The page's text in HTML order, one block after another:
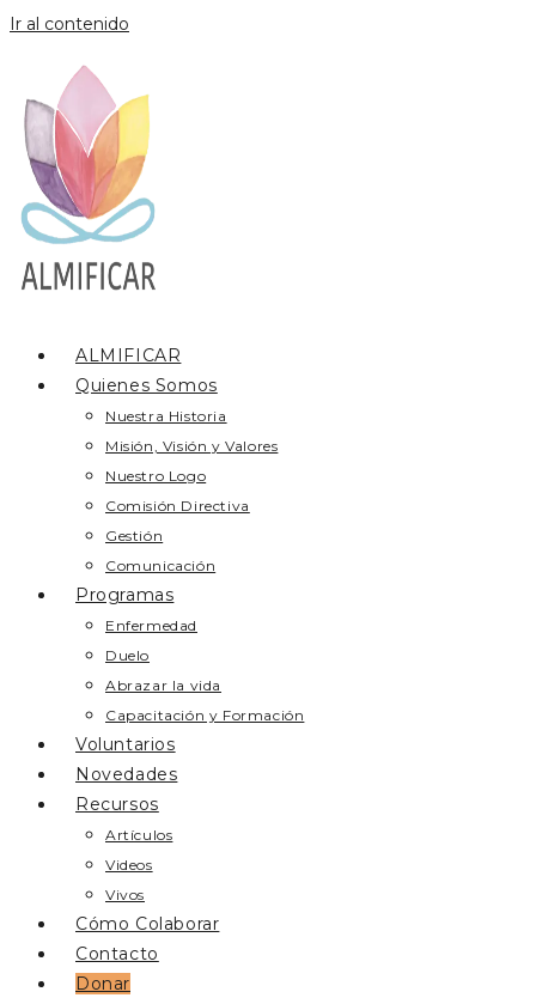
Ir al contenido
ALMIFICAR
Quienes Somos
Nuestra Historia
Misión, Visión y Valores
Nuestro Logo
Comisión Directiva
Gestión
Comunicación
Programas
Enfermedad
Duelo
Abrazar la vida
Capacitación y Formación
Voluntarios
Novedades
Recursos
Artículos
Videos
Vivos
Cómo Colaborar
Contacto
Donar